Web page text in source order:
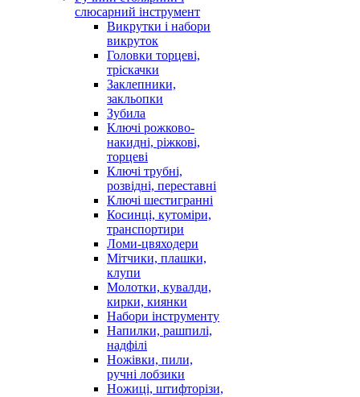
слюсарний інструмент
Викрутки і набори
викруток
Головки торцеві,
тріскачки
Заклепники,
закльопки
Зубила
Ключі рожково-
накидні, ріжкові,
торцеві
Ключі трубні,
розвідні, переставні
Ключі шестигранні
Косинці, кутоміри,
транспортири
Ломи-цвяходери
Мітчики, плашки,
клупи
Молотки, кувалди,
кирки, киянки
Набори інструменту
Напилки, рашпилі,
надфілі
Ножівки, пили,
ручні лобзики
Ножиці, штифторізи,